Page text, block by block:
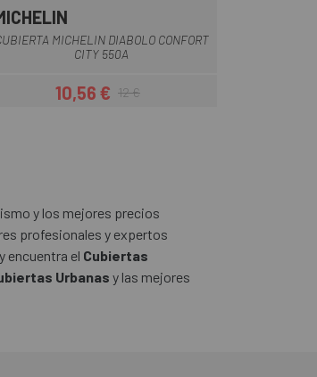
MICHELIN DIABOLO CONFORT
CITY 550A
Precio
10,56 €Precio regular
12 €
y los mejores precios
profesionales y expertos
y encuentra el Cubiertas
Urbanas y las mejores